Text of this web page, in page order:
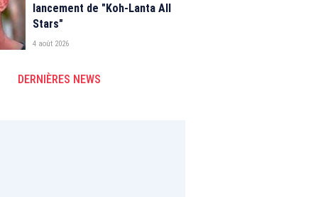
lancement de "Koh-Lanta All
Stars"
4 août 2026
DERNIÈRES NEWS